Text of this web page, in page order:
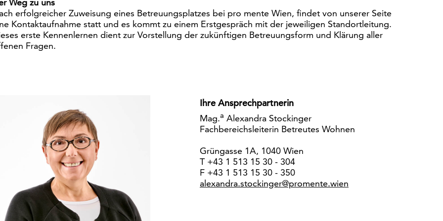
Weg zu uns
erfolgreicher Zuweisung eines Betreuungsplatzes bei pro mente Wien, findet von unserer Seite
Kontaktaufnahme statt und es kommt zu einem Erstgespräch mit der jeweiligen Standortleitung.
erste Kennenlernen dient zur Vorstellung der zukünftigen Betreuungsform und Klärung aller
Fragen.
Ihre Ansprechpartnerin
Mag.a Alexandra Stockinger
Fachbereichsleiterin Betreutes Wohnen
Grüngasse 1A, 1040 Wien
T +43 1 513 15 30 - 304
F +43 1 513 15 30 - 350
alexandra.stockinger@promente.wien